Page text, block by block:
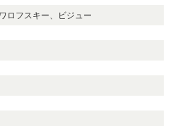
ロフスキー、ビジュー